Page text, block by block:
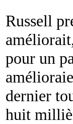
Russell
pour un
dernier
huit